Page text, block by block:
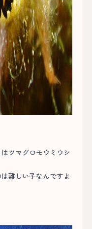
ツマグロモウミウシ
難しい子なんですよ